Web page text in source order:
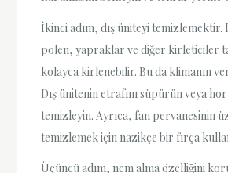
İkinci adım, dış üniteyi temizlemektir.
polen, yapraklar ve diğer kirleticiler
kolayca kirlenebilir. Bu da klimanın
Dış ünitenin etrafını süpürün veya
temizleyin. Ayrıca, fan pervanesinin
temizlemek için nazikçe bir fırça
Üçüncü adım, nem alma özelliğini